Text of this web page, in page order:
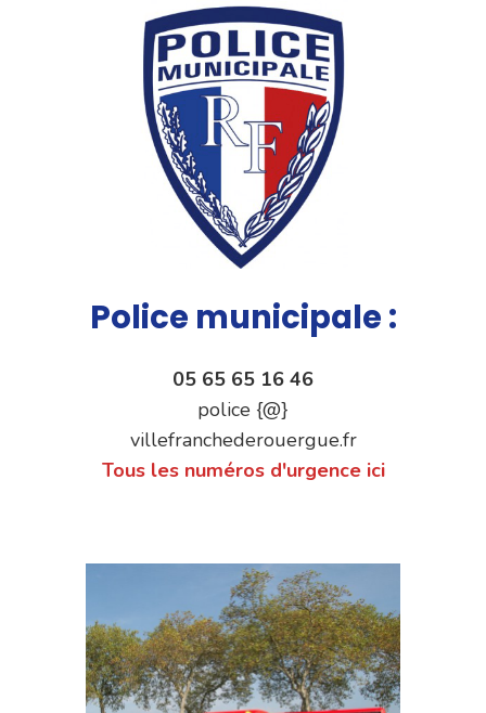
Police municipale :
05 65 65 16 46
police {@}
villefranchederouergue.fr
Tous les numéros d'urgence ici